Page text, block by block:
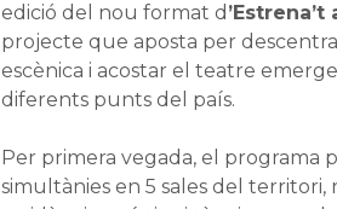
edició del nou format d
projecte que aposta per
escènica i acostar el teatre
diferents punts del país.
Per primera vegada, el programa
simultànies en 5 sales del territori,